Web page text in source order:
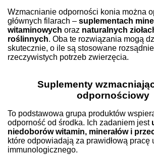
Wzmacnianie odporności konia można
głównych filarach – suplementach
witaminowych oraz naturalnych
roślinnych. Oba te rozwiązania mogą
skutecznie, o ile są stosowane
rzeczywistych potrzeb zwierzęcia.
Suplementy
odpornościowy
To podstawowa grupa produktów
odporność od środka. Ich zadaniem jest
niedoborów witamin, minerałów i
które odpowiadają za prawidłową pracę
immunologicznego.